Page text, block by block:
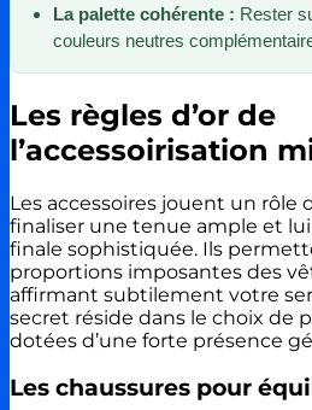
La palette cohérente : Rester
couleurs neutres
Les règles d’or de
l’accessoirisation
Les accessoires jouent un
finaliser une tenue ample et
finale sophistiquée. Ils
proportions imposantes des
affirmant subtilement votre
secret réside dans le choix de
dotées d’une forte présence
Les chaussures pour